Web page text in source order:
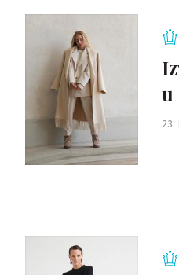
u
23.